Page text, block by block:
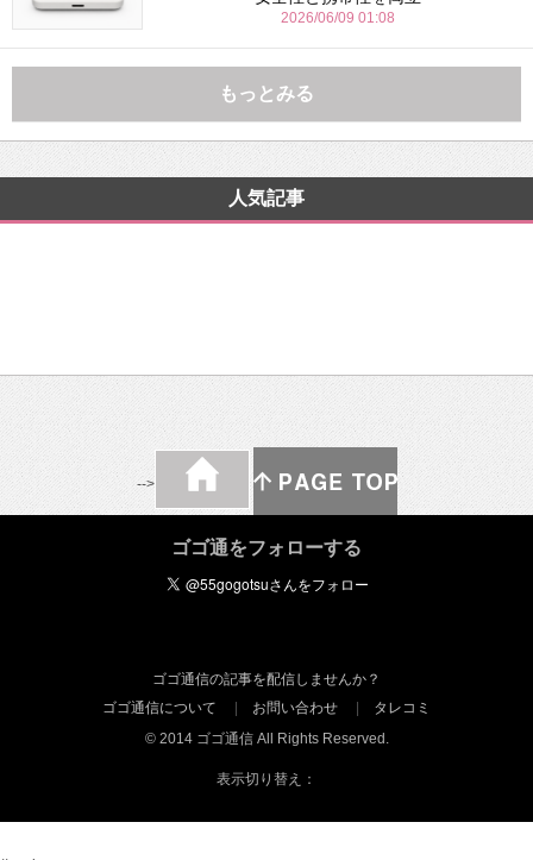
2026/06/09 01:08
もっとみる
人気記事
-->
ゴゴ通をフォローする
ゴゴ通信の記事を配信しませんか？
ゴゴ通信について
お問い合わせ
タレコミ
© 2014 ゴゴ通信 All Rights Reserved.
表示切り替え：